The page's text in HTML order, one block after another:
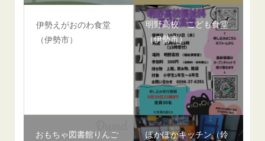
伊勢えがおのわ食堂
（伊勢市）
明野高校 こども食堂
（伊勢市）
おもちゃ図書館りんご
ぽかぽかキッチン（鈴